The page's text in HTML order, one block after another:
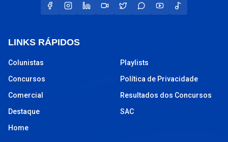
LINKS RÁPIDOS
Colunistas
Concursos
Comercial
Destaque
Home
Playlists
Política de Privacidade
Resultados dos Concursos
SAC